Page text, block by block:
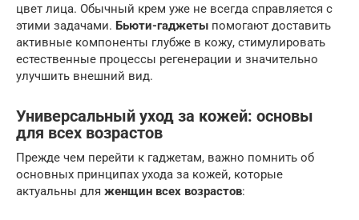
цвет лица. Обычный крем уже не всегда справляется с
этими задачами. Бьюти-гаджеты помогают доставить
активные компоненты глубже в кожу, стимулировать
естественные процессы регенерации и значительно
улучшить внешний вид.
Универсальный уход за кожей: основы
для всех возрастов
Прежде чем перейти к гаджетам, важно помнить об
основных принципах ухода за кожей, которые
актуальны для женщин всех возрастов: